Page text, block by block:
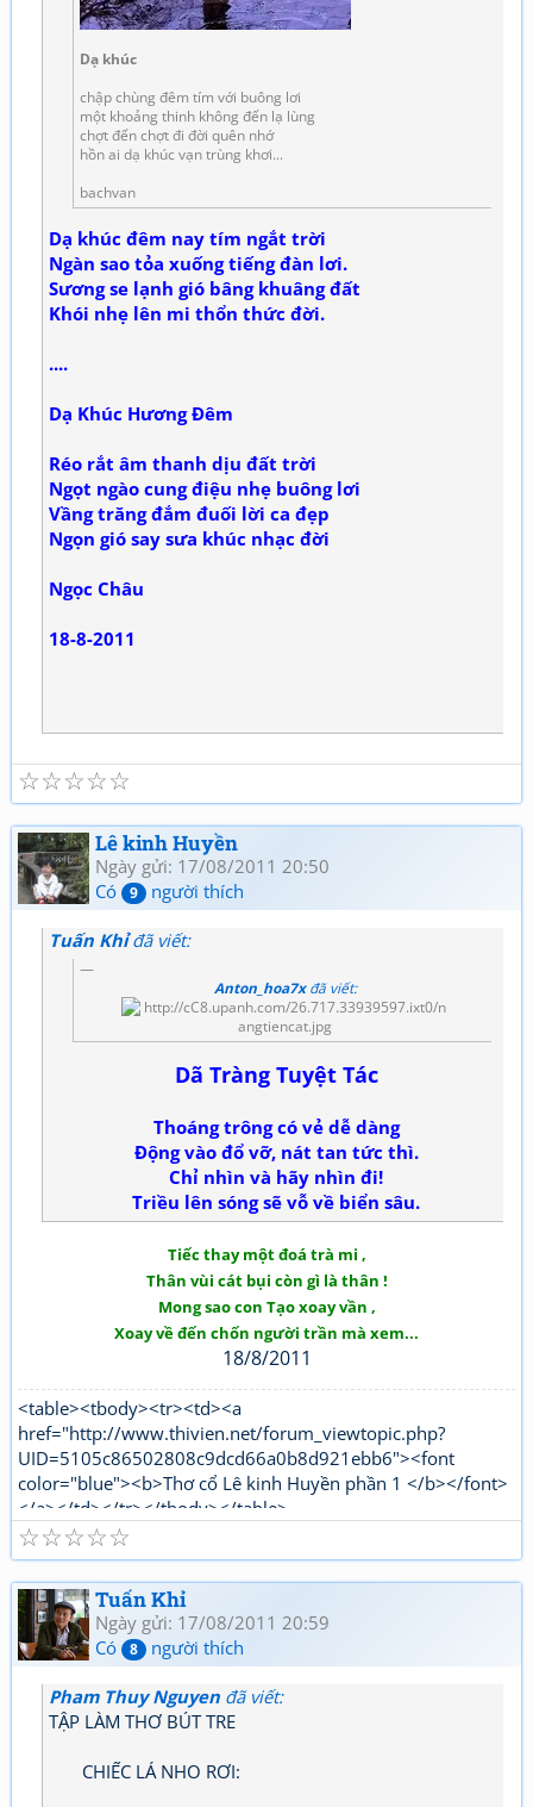
Dạ khúc
chập chùng đêm tím với buông lơi
một khoảng thinh không đến lạ lùng
chợt đến chợt đi đời quên nhớ
hồn ai dạ khúc vạn trùng khơi...
bachvan
Dạ khúc đêm nay tím ngắt trời
Ngàn sao tỏa xuống tiếng đàn lơi.
Sương se lạnh gió bâng khuâng đất
Khói nhẹ lên mi thổn thức đời.
....
Dạ Khúc Hương Đêm
Réo rắt âm thanh dịu đất trời
Ngọt ngào cung điệu nhẹ buông lơi
Vầng trăng đắm đuối lời ca đẹp
Ngọn gió say sưa khúc nhạc đời
Ngọc Châu
18-8-2011
☆
☆
☆
☆
☆
Lê kinh Huyền
Ngày gửi: 17/08/2011 20:50
Có
9 người thích
Tuấn Khỉđã viết:
Anton_hoa7xđã viết:
Dã Tràng Tuyệt Tác
Thoáng trông có vẻ dễ dàng
Động vào đổ vỡ, nát tan tức thì.
Chỉ nhìn và hãy nhìn đi!
Triều lên sóng sẽ vỗ về biển sâu.
Tiếc thay một đoá trà mi ,
Thân vùi cát bụi còn gì là thân !
Mong sao con Tạo xoay vần ,
Xoay về đến chốn người trần mà xem...
18/8/2011
<table><tbody><tr><td><a
href="http://www.thivien.net/forum_viewtopic.php?
UID=5105c86502808c9dcd66a0b8d921ebb6"><font
color="blue"><b>Thơ cổ Lê kinh Huyền phần 1 </b></font>
</a></td></tr></tbody></table>
"http://www.thivien.net/forum_viewtopic.php?
UID=bkDYrcuJOSk9GouaL4BqFQ"><font color="red">
<b>Thơ mới Lê kinh Huyền phần 1</b></font></a></td>
</tr></tbody></table>[/html]
☆
☆
☆
☆
☆
Tuấn Khỉ
Ngày gửi: 17/08/2011 20:59
Có
8 người thích
Pham Thuy Nguyen đã viết:
TẬP LÀM THƠ BÚT TRE
CHIẾC LÁ NHO RƠI: